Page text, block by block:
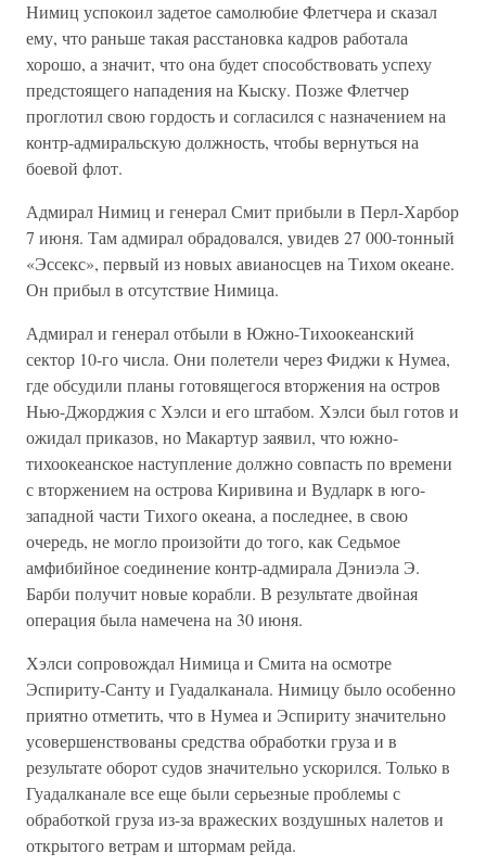
Нимиц успокоил задетое самолюбие Флетчера и сказал
ему, что раньше такая расстановка кадров работала
хорошо, а значит, что она будет способствовать успеху
предстоящего нападения на Кыску. Позже Флетчер
проглотил свою гордость и согласился с назначением на
контр-адмиральскую должность, чтобы вернуться на
боевой флот.
Адмирал Нимиц и генерал Смит прибыли в Перл-Харбор
7 июня. Там адмирал обрадовался, увидев 27 000-тонный
«Эссекс», первый из новых авианосцев на Тихом океане.
Он прибыл в отсутствие Нимица.
Адмирал и генерал отбыли в Южно-Тихоокеанский
сектор 10-го числа. Они полетели через Фиджи к Нумеа,
где обсудили планы готовящегося вторжения на остров
Нью-Джорджия с Хэлси и его штабом. Хэлси был готов и
ожидал приказов, но Макартур заявил, что южно-
тихоокеанское наступление должно совпасть по времени
с вторжением на острова Киривина и Вудларк в юго-
западной части Тихого океана, а последнее, в свою
очередь, не могло произойти до того, как Седьмое
амфибийное соединение контр-адмирала Дэниэла Э.
Барби получит новые корабли. В результате двойная
операция была намечена на 30 июня.
Хэлси сопровождал Нимица и Смита на осмотре
Эспириту-Санту и Гуадалканала. Нимицу было особенно
приятно отметить, что в Нумеа и Эспириту значительно
усовершенствованы средства обработки груза и в
результате оборот судов значительно ускорился. Только в
Гуадалканале все еще были серьезные проблемы с
обработкой груза из-за вражеских воздушных налетов и
открытого ветрам и штормам рейда.